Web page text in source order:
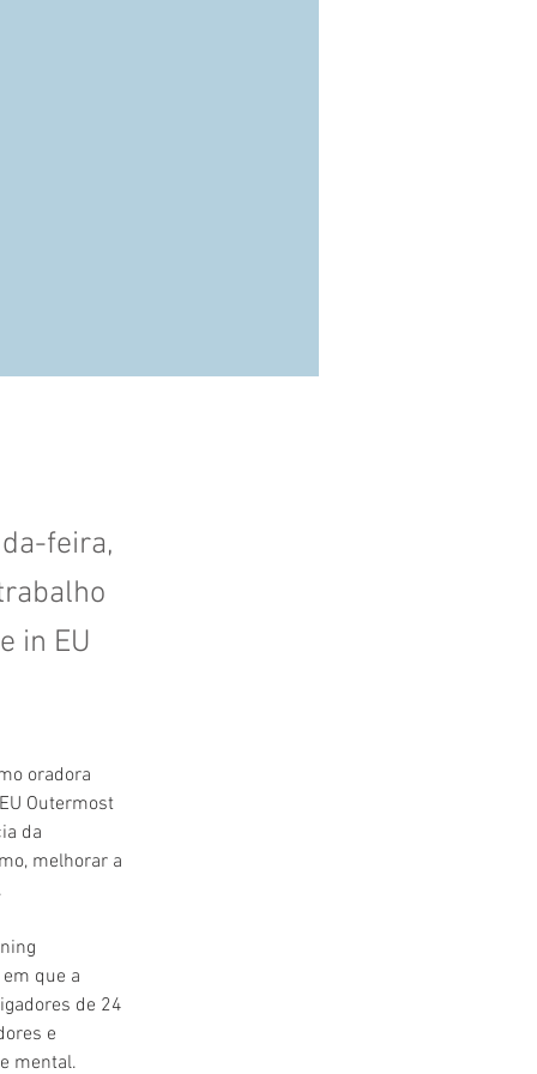
feira,
in EU
oradora
Outermost
da
melhorar a
que a
de 24
e
mental.